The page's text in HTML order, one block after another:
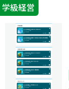
学級経営